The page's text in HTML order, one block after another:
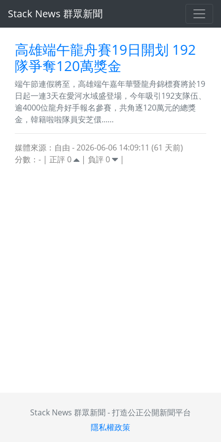
Stack News 群眾新聞
高雄端午龍舟賽19日開划 192
隊爭奪120萬獎金
端午節連假將至，高雄端午嘉年華暨龍舟錦標賽將於19
日起一連3天在愛河水域盛登場，今年吸引192支隊伍、
逾4000位龍舟好手報名參賽，共角逐120萬元的總獎
金，韓籍啦啦隊員安芝儇...…
媒體來源：自由 - 2026-06-06 14:09:11 (61 天前)
分數： - | 正評 0 | 負評 0 |
Stack News 群眾新聞 - 打造公正公開新聞平台
隱私權政策